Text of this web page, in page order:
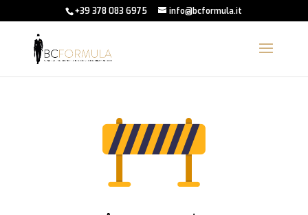
+39 378 083 6975 info@bcformula.it